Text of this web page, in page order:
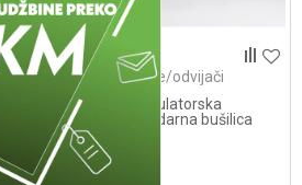
Fuse bušilice/odvijači
FUSE akumulatorska
brushless udarna bušilica
Villager VLP 5121
99,00
208,00